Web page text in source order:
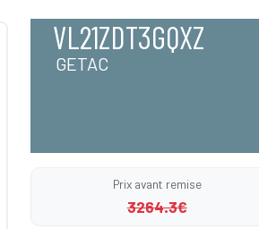
VL21ZDT3GQXZ
GETAC
Prix avant remise
3264.3€